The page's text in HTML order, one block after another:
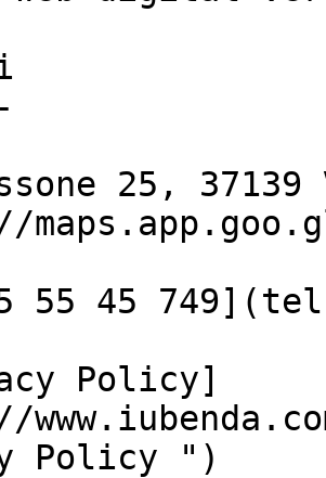
25, 37139
55 45
Policy ")